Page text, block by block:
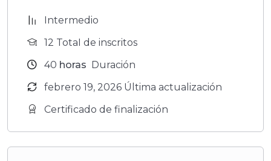
Intermedio
12 TotaI de inscritos
40 horas Duración
febrero 19, 2026 Última actualización
Certificado de finalización